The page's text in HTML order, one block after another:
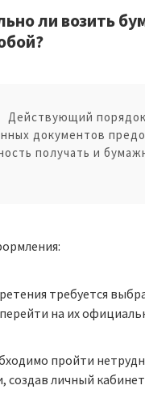
ли возить
Действующий
документов
получать и
требуется
на их
пройти
создав личный